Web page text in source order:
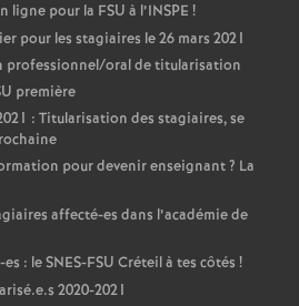
ligne pour la FSU à l’INSPE !
pour les stagiaires le 26 mars 2021
professionnel/oral de titularisation
première
: Titularisation des stagiaires, se
pour devenir enseignant? La
affecté-es dans l’académie de
: leSNES-FSU Créteil à tes côtés !
2020-2021